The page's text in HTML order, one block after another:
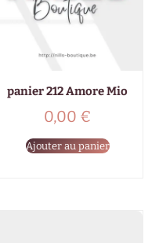
panier 212 Amore Mio
0,00 €
Ajouter au panier